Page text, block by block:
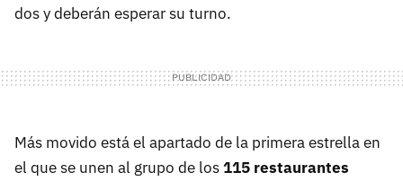
dos y deberán esperar su turno.
Más movido está el apartado de la primera estrella en
el que se unen al grupo de los115 restaurantes